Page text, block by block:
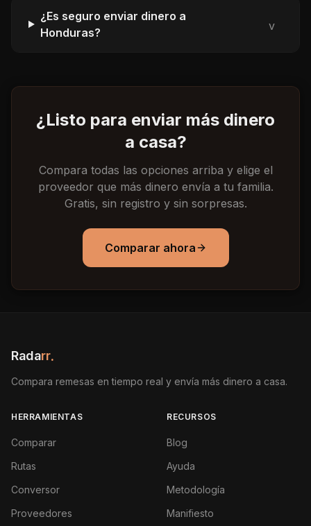
¿Es seguro enviar dinero a
Honduras?
v
¿Listo para enviar más dinero
a casa?
Compara todas las opciones arriba y elige el
proveedor que más dinero envía a tu familia.
Gratis, sin registro y sin sorpresas.
Comparar ahora
Radarr.
Compara remesas en tiempo real y envía más dinero a casa.
HERRAMIENTAS
Comparar
Rutas
Conversor
Proveedores
RECURSOS
Blog
Ayuda
Metodología
Manifiesto